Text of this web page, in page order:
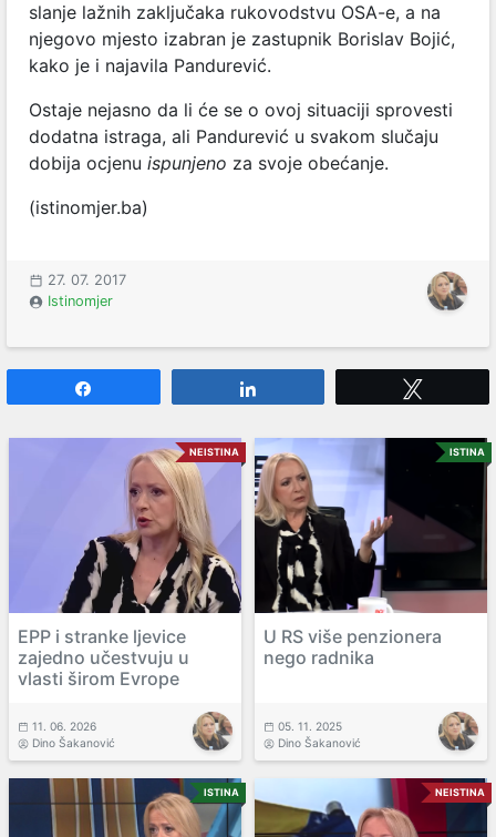
slanje lažnih zaključaka rukovodstvu OSA-e, a na
njegovo mjesto izabran je zastupnik Borislav Bojić,
kako je i najavila Pandurević.
Ostaje nejasno da li će se o ovoj situaciji sprovesti
dodatna istraga, ali Pandurević u svakom slučaju
dobija ocjenu ispunjeno za svoje obećanje.
(istinomjer.ba)
27. 07. 2017
Istinomjer
NEISTINA
EPP i stranke ljevice
zajedno učestvuju u
vlasti širom Evrope
11. 06. 2026
Dino Šakanović
ISTINA
U RS više penzionera
nego radnika
05. 11. 2025
Dino Šakanović
ISTINA NEISTINA